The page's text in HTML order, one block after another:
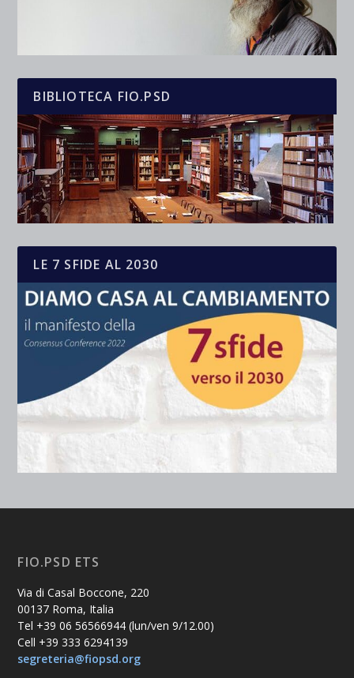
BIBLIOTECA FIO.PSD
LE 7 SFIDE AL 2030
FIO.PSD ETS
Via di Casal Boccone, 220
00137 Roma, Italia
Tel +39 06 56566944 (lun/ven 9/12.00)
Cell +39 333 6294139
segreteria@fiopsd.org